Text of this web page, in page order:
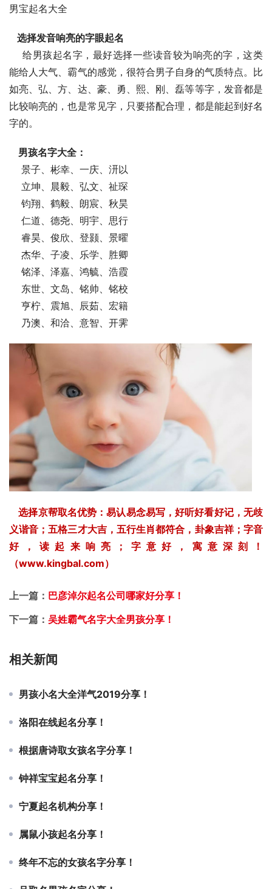
男宝起名大全
选择发音响亮的字眼起名
能给人大气、霸气的感觉，很符合男子自身的气质特点。比
如亮、弘、方、达、豪、勇、熙、刚、磊等等字，发音都是
比较响亮的，也是常见字，只要搭配合理，都是能起到好名
字的。
男孩名字大全：
景子、彬幸、一庆、汧以
立坤、晨毅、弘文、祉琛
钧翔、鹤毅、朗宸、秋昊
仁道、德尧、明宇、思行
睿昊、俊欣、登颢、景曜
杰华、子凌、乐学、胜卿
铭泽、泽嘉、鸿毓、浩霞
东世、文岛、铭帅、铭校
亨柠、震旭、辰茹、宏籍
乃澳、和洽、意智、开霁
选择京帮取名优势：易认易念易写，好听好看好记，无歧
义谐音；五格三才大吉，五行生肖都符合，卦象吉祥；字音
好，读起来响亮；字意好，寓意深刻！
（www.kingbal.com）
上一篇： 巴彦淖尔起名公司哪家好分享！
下一篇： 吴姓霸气名字大全男孩分享！
相关新闻
男孩小名大全洋气2019分享！
洛阳在线起名分享！
根据唐诗取女孩名字分享！
钟祥宝宝起名分享！
宁夏起名机构分享！
属鼠小孩起名分享！
终年不忘的女孩名字分享！